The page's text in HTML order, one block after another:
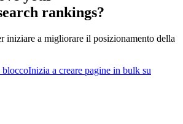
rankings?
iniziare a migliorare il posizionamento della
bloccoInizia a creare pagine in bulk su